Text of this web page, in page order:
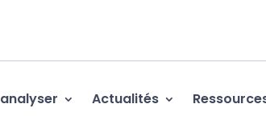
Actualités